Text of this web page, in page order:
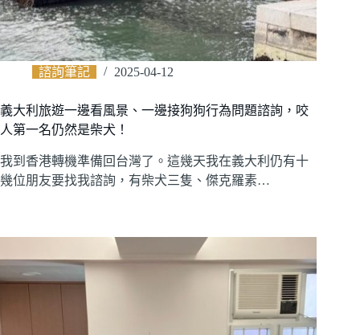
諮詢筆記 2025-04-12
義大利旅遊一邊看風景、一邊接狗狗行為問題諮詢，咬
人第一名仍然是柴犬！
我到香港轉機準備回台灣了。這幾天我在義大利仍有十
幾位朋友要找我諮詢，有柴犬三隻、傑克羅素…